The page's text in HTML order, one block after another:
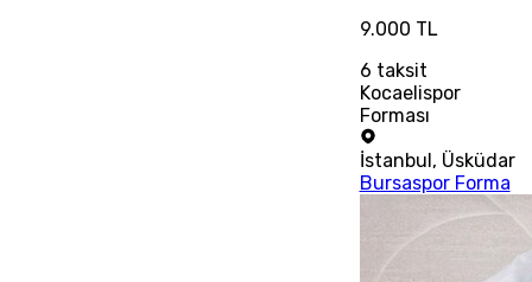
9.000 TL
6 taksit
Kocaelispor
Forması
İstanbul, Üsküdar
Bursaspor Forma